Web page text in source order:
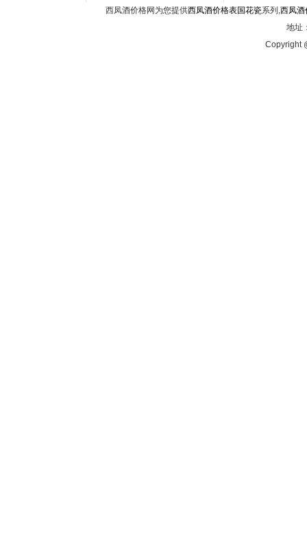
西凤酒价格网为您提供西凤酒价格表国花瓷系列,西凤酒
地址
Copyright